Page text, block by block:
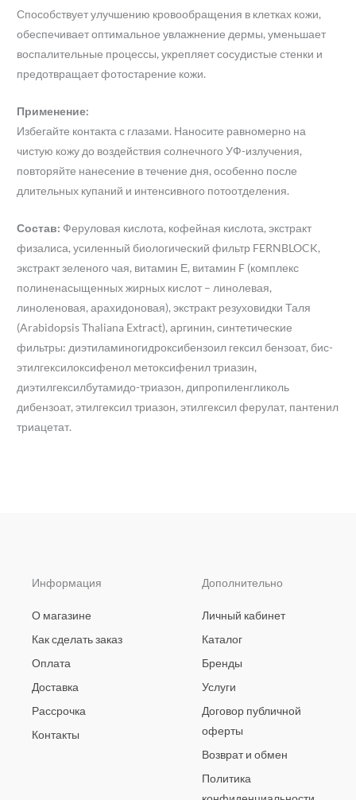
Способствует улучшению кровообращения в клетках кожи,
обеспечивает оптимальное увлажнение дермы, уменьшает
воспалительные процессы, укрепляет сосудистые стенки и
предотвращает фотостарение кожи.
Применение:
Избегайте контакта с глазами. Наносите равномерно на
чистую кожу до воздействия солнечного УФ-излучения,
повторяйте нанесение в течение дня, особенно после
длительных купаний и интенсивного потоотделения.
Состав: Феруловая кислота, кофейная кислота, экстракт
физалиса, усиленный биологический фильтр FERNBLOCK,
экстракт зеленого чая, витамин Е, витамин F (комплекс
полиненасыщенных жирных кислот – линолевая,
линоленовая, арахидоновая), экстракт резуховидки Таля
(Arabidopsis Thaliana Extract), аргинин, синтетические
фильтры: диэтиламиногидроксибензоил гексил бензоат, бис-
этилгексилоксифенол метоксифенил триазин,
диэтилгексилбутамидо-триазон, дипропиленгликоль
дибензоат, этилгексил триазон, этилгексил ферулат, пантенил
триацетат.
Информация
О магазине
Как сделать заказ
Оплата
Доставка
Рассрочка
Контакты
Дополнительно
Личный кабинет
Каталог
Бренды
Услуги
Договор публичной
оферты
Возврат и обмен
Политика